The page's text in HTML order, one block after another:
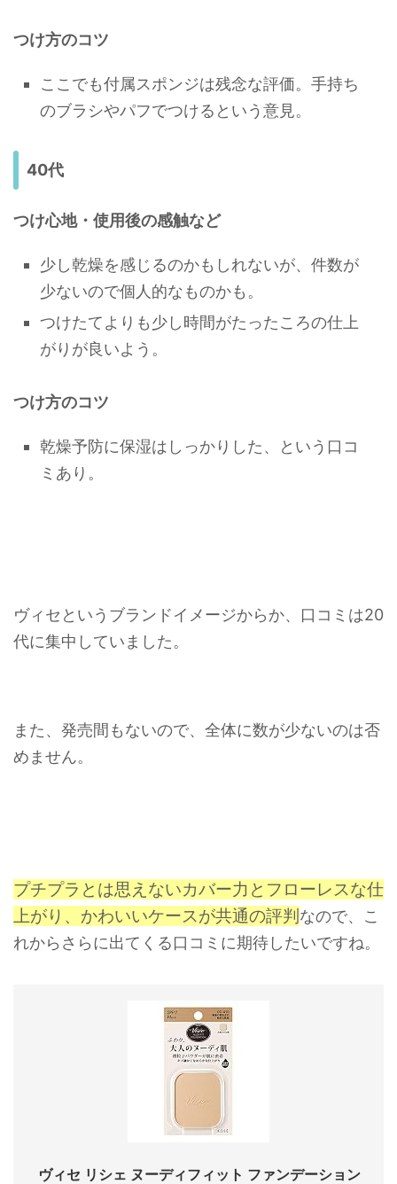
つけ方のコツ
ここでも付属スポンジは残念な評価。手持ち
のブラシやパフでつけるという意見。
40代
つけ心地・使用後の感触など
少し乾燥を感じるのかもしれないが、件数が
少ないので個人的なものかも。
つけたてよりも少し時間がたったころの仕上
がりが良いよう。
つけ方のコツ
乾燥予防に保湿はしっかりした、という口コ
ミあり。
ヴィセというブランドイメージからか、口コミは20
代に集中していました。
また、発売間もないので、全体に数が少ないのは否
めません。
プチプラとは思えないカバー力と フローレスな仕
上がり、かわいいケースが共通の評判 なので、こ
れからさらに出てくる口コミに期待したいですね。
ヴィセ リシェ ヌーディフィット ファンデーション